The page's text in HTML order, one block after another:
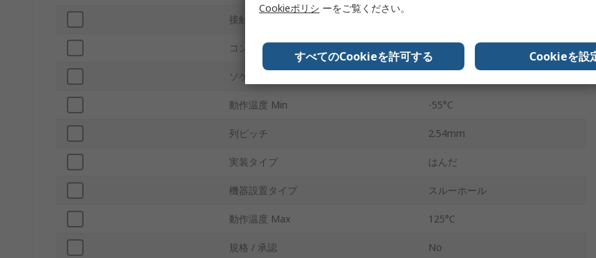
接触オペレーション
コンタクトポイント材質 金フラッシュ
ソケット設置タイプ
動作温度 Min -55°C
列ピッチ 2.54mm
実装タイプ はんだ
機器設置タイプ スルーホール
動作温度 Max 125°C
規格 / 承認 No
Cookieポリシ ーをご覧ください。
すべてのCookieを許可する Cookieを設